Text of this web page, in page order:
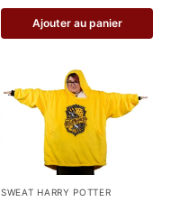
Ajouter au panier
SWEAT HARRY POTTER